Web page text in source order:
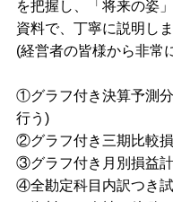
を把握し、「将来の姿
資料で、丁寧に説明しま
(経営者の皆様から非常
①グラフ付き決算予測
行う)
②グラフ付き三期比較
③グラフ付き月別損益
④全勘定科目内訳つき